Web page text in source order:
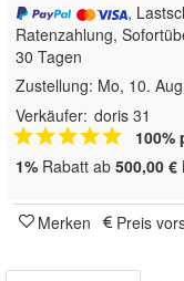
,
Ratenzahlung,
30 Tagen
Zustellung: Mo, 10.
Verkäufer: doris 31
100%
1% Rabatt ab 500,00 €
Merken Preis